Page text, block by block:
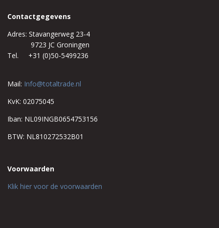
Contactgegevens
Adres: Stavangerweg 23-4
9723 JC Groningen
Tel. +31 (0)50-5499236
Mail: Info@totaltrade.nl
KvK: 02075045
Iban: NL09INGB0654753156
BTW: NL810272532B01
Voorwaarden
Klik hier voor de voorwaarden